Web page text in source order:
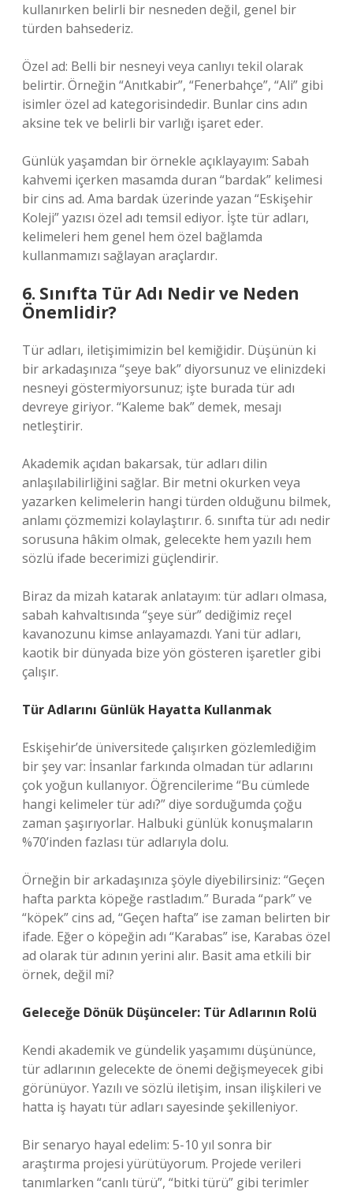
kullanırken belirli bir nesneden değil, genel bir
türden bahsederiz.
Özel ad: Belli bir nesneyi veya canlıyı tekil olarak
belirtir. Örneğin “Anıtkabir”, “Fenerbahçe”, “Ali” gibi
isimler özel ad kategorisindedir. Bunlar cins adın
aksine tek ve belirli bir varlığı işaret eder.
Günlük yaşamdan bir örnekle açıklayayım: Sabah
kahvemi içerken masamda duran “bardak” kelimesi
bir cins ad. Ama bardak üzerinde yazan “Eskişehir
Koleji” yazısı özel adı temsil ediyor. İşte tür adları,
kelimeleri hem genel hem özel bağlamda
kullanmamızı sağlayan araçlardır.
6. Sınıfta Tür Adı Nedir ve Neden
Önemlidir?
Tür adları, iletişimimizin bel kemiğidir. Düşünün ki
bir arkadaşınıza “şeye bak” diyorsunuz ve elinizdeki
nesneyi göstermiyorsunuz; işte burada tür adı
devreye giriyor. “Kaleme bak” demek, mesajı
netleştirir.
Akademik açıdan bakarsak, tür adları dilin
anlaşılabilirliğini sağlar. Bir metni okurken veya
yazarken kelimelerin hangi türden olduğunu bilmek,
anlamı çözmemizi kolaylaştırır. 6. sınıfta tür adı nedir
sorusuna hâkim olmak, gelecekte hem yazılı hem
sözlü ifade becerimizi güçlendirir.
Biraz da mizah katarak anlatayım: tür adları olmasa,
sabah kahvaltısında “şeye sür” dediğimiz reçel
kavanozunu kimse anlayamazdı. Yani tür adları,
kaotik bir dünyada bize yön gösteren işaretler gibi
çalışır.
Tür Adlarını Günlük Hayatta Kullanmak
Eskişehir’de üniversitede çalışırken gözlemlediğim
bir şey var: İnsanlar farkında olmadan tür adlarını
çok yoğun kullanıyor. Öğrencilerime “Bu cümlede
hangi kelimeler tür adı?” diye sorduğumda çoğu
zaman şaşırıyorlar. Halbuki günlük konuşmaların
%70’inden fazlası tür adlarıyla dolu.
Örneğin bir arkadaşınıza şöyle diyebilirsiniz: “Geçen
hafta parkta köpeğe rastladım.” Burada “park” ve
“köpek” cins ad, “Geçen hafta” ise zaman belirten bir
ifade. Eğer o köpeğin adı “Karabas” ise, Karabas özel
ad olarak tür adının yerini alır. Basit ama etkili bir
örnek, değil mi?
Geleceğe Dönük Düşünceler: Tür Adlarının Rolü
Kendi akademik ve gündelik yaşamımı düşününce,
tür adlarının gelecekte de önemi değişmeyecek gibi
görünüyor. Yazılı ve sözlü iletişim, insan ilişkileri ve
hatta iş hayatı tür adları sayesinde şekilleniyor.
Bir senaryo hayal edelim: 5-10 yıl sonra bir
araştırma projesi yürütüyorum. Projede verileri
tanımlarken “canlı türü”, “bitki türü” gibi terimler